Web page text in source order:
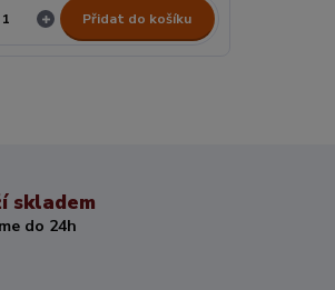
Přidat do košíku
skladem
do 24h